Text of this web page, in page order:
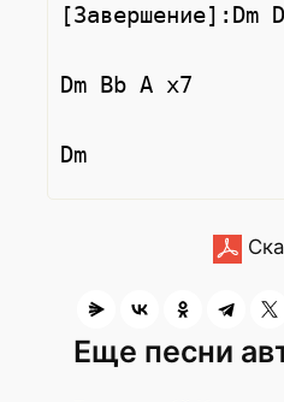
[Завершение]:Dm
Dm Bb A x7
Еще песни